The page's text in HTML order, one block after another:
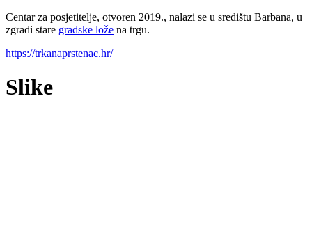
Centar za posjetitelje, otvoren 2019., nalazi se u središtu Barbana, u
zgradi stare gradske lože na trgu.
https://trkanaprstenac.hr/
Slike